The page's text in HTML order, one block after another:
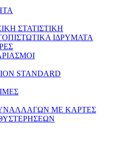
ΣΤΑΤΙΣΤΙΚΗ
ΙΔΡΥΜΑΤΑ
STANDARD
ΜΕ ΚΑΡΤΕΣ